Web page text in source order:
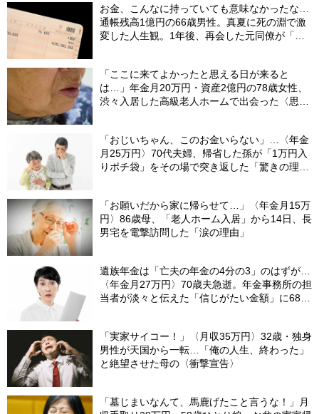
お金、こんなに持っていても意味なかったな…
通帳残高1億円の66歳男性。真夏に死の淵で激
変した人生観。1年後、再会した元同僚が「振
「ここに来てよかったと思える日が来ると
は…」年金月20万円・資産2億円の78歳女性、
渋々入居した高級老人ホームで出会った〈思わ
「おじいちゃん、このお金いらない」…〈年金
月25万円〉70代夫婦、帰省した孫が「1万円入
りポチ袋」をその場で突き返した「驚きの理
「お願いだから家に帰らせて…」〈年金月15万
円〉86歳母、「老人ホーム入居」から14日、長
男宅を電撃訪問した「涙の理由」
遺族年金は「亡夫の年金の4分の3」のはずが…
〈年金月27万円〉70歳夫急逝。年金事務所の担
当者が淡々と伝えた「信じがたい金額」に68歳
「実家サイコー！」〈月収35万円〉32歳・独身
男性が天国から一転…「俺の人生、終わった」
と絶望させた母の〈衝撃宣告〉
「墓じまいなんて、馬鹿げたこと言うな！」月